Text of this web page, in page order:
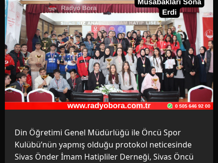
Din Öğretimi Genel Müdürlüğü ile Öncü Spor
Kulübü’nün yapmış olduğu protokol neticesinde
Sivas Önder İmam Hatipliler Derneği, Sivas Öncü